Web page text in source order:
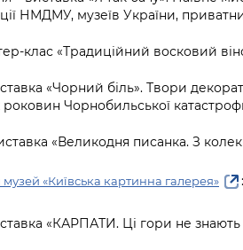
НМДМУ, музеїв України,
клас «Традиційний восковий
«Чорний біль». Твори
Чорнобильської
«Великодня писанка. З
«Київська картинна галерея» :
«КАРПАТИ. Ці гори не